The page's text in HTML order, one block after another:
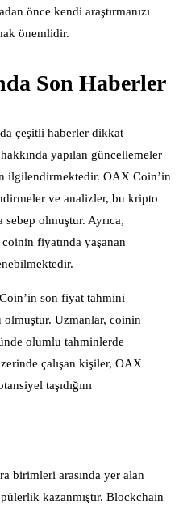
önce kendi araştırmanızı
önemlidir.
Son Haberler
çeşitli haberler dikkat
yapılan güncellemeler
ilgilendirmektedir. OAX Coin’in
ve analizler, bu kripto
olmuştur. Ayrıca,
fiyatında yaşanan
son fiyat tahmini
olmuştur. Uzmanlar, coinin
olumlu tahminlerde
çalışan kişiler, OAX
taşıdığını
birimleri arasında yer alan
kazanmıştır. Blockchain